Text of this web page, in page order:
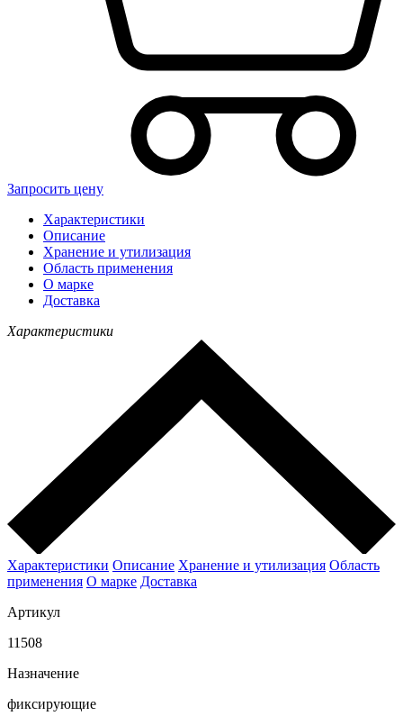
Запросить цену
Характеристики
Описание
Хранение и утилизация
Область применения
О марке
Доставка
Характеристики
Характеристики Описание Хранение и утилизация Область
применения О марке Доставка
Артикул
11508
Назначение
фиксирующие